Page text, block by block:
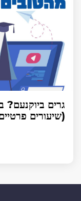
גרים ביוקנעם?
(שיעורים